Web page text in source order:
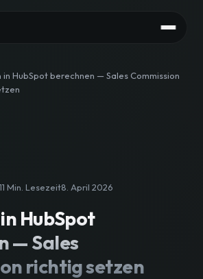
in HubSpot berechnen — Sales Commission
11 Min. Lesezeit8. April 2026
HubSpot
— Sales
richtig setzen